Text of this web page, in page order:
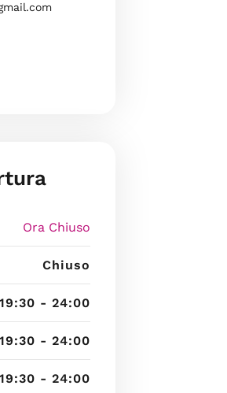
Ora Chiuso
Chiuso
19:30 - 24:00
19:30 - 24:00
19:30 - 24:00